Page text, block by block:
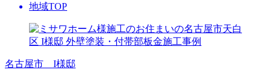
地域TOP
名古屋市 I様邸